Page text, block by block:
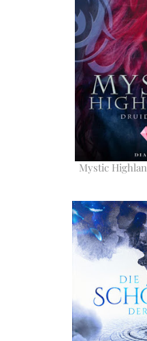
Mystic